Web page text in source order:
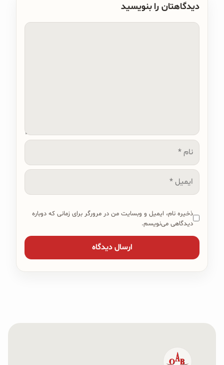
دیدگاهتان را بنویسید
نام
ایمیل
ذخیره نام، ایمیل و وبسایت من در مرورگر برای زمانی که دوباره
دیدگاهی می‌نویسم.